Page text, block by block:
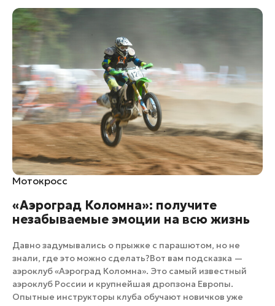
Мотокросс
«Аэроград Коломна»: получите
незабываемые эмоции на всю жизнь
Давно задумывались о прыжке с парашютом, но не
знали, где это можно сделать?Вот вам подсказка —
аэроклуб «Аэроград Коломна». Это самый известный
аэроклуб России и крупнейшая дропзона Европы.
Опытные инструкторы клуба обучают новичков уже